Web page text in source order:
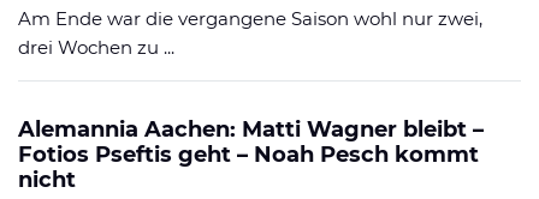
Am Ende war die vergangene Saison wohl nur zwei,
drei Wochen zu ...
Alemannia Aachen: Matti Wagner bleibt –
Fotios Pseftis geht – Noah Pesch kommt
nicht